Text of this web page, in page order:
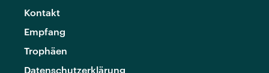
Kontakt
Empfang
Trophäen
Datenschutzerklärung